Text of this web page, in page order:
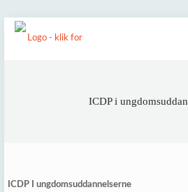
ICDP i
ICDP I ungdomsuddannelserne